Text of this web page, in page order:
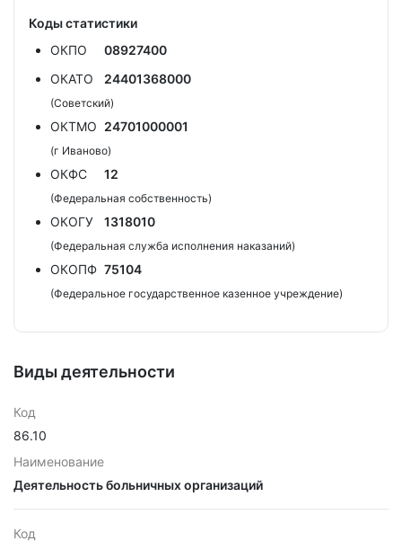
Коды статистики
ОКПО
08927400
ОКАТО
24401368000
(Советский)
ОКТМО 24701000001
(г Иваново)
ОКФС 12
(Федеральная собственность)
ОКОГУ 1318010
(Федеральная служба исполнения наказаний)
ОКОПФ 75104
(Федеральное государственное казенное учреждение)
Виды деятельности
Код
86.10
Наименование
Деятельность больничных организаций
Код